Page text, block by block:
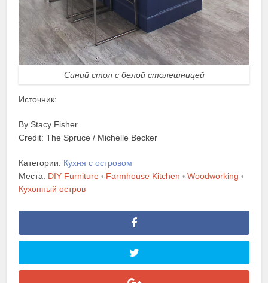
Синий стол с белой столешницей
Источник:
By Stacy Fisher
Credit: The Spruce / Michelle Becker
Категории: Кухня с островом
Места: DIY Furniture • Farmhouse Kitchen • Woodworking •
Кухонный остров